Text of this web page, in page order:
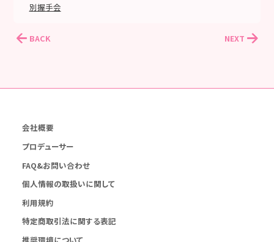
別握手会
BACK NEXT
会社概要
プロデューサー
FAQ&お問い合わせ
個人情報の取扱いに関して
利用規約
特定商取引法に関する表記